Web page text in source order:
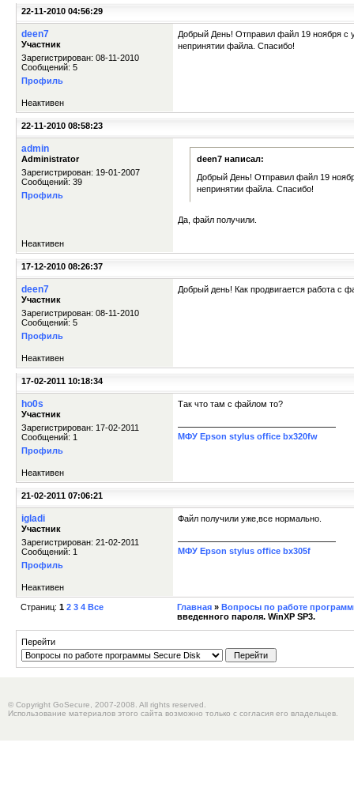
22-11-2010 04:56:29
deen7
Участник
Зарегистрирован: 08-11-2010
Сообщений: 5
Профиль
Добрый День! Отправил файл 19 ноября с
непринятии файла. Спасибо!
Неактивен
22-11-2010 08:58:23
admin
Administrator
Зарегистрирован: 19-01-2007
Сообщений: 39
Профиль
deen7 написал:
Добрый День! Отправил файл 19
непринятии файла. Спасибо!
Да, файл получили.
Неактивен
17-12-2010 08:26:37
deen7
Участник
Зарегистрирован: 08-11-2010
Сообщений: 5
Профиль
Добрый день! Как продвигается работа с
Неактивен
17-02-2011 10:18:34
ho0s
Участник
Зарегистрирован: 17-02-2011
Сообщений: 1
Профиль
Так что там с файлом то?
МФУ Epson stylus office bx320fw
Неактивен
21-02-2011 07:06:21
igladi
Участник
Зарегистрирован: 21-02-2011
Сообщений: 1
Профиль
Файл получили уже,все нормально.
МФУ Epson stylus office bx305f
Неактивен
Страниц: 1 2 3 4 Все Главная » Вопросы по работе
введенного пароля. WinXP SP3.
Перейти
© Copyright GoSecure, 2007-2008. All rights reserved.
Использование материалов этого сайта возможно только с согласия его владельцев.